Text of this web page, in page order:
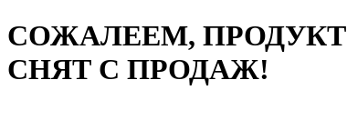
СОЖАЛЕЕМ, ПРОДУКТ
СНЯТ С ПРОДАЖ!